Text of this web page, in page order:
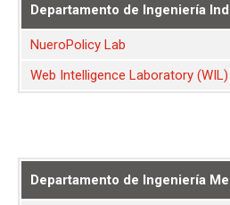
Departamento de Ingeniería
NueroPolicy Lab
Web Intelligence Laboratory (WIL)
Departamento de Ingeniería